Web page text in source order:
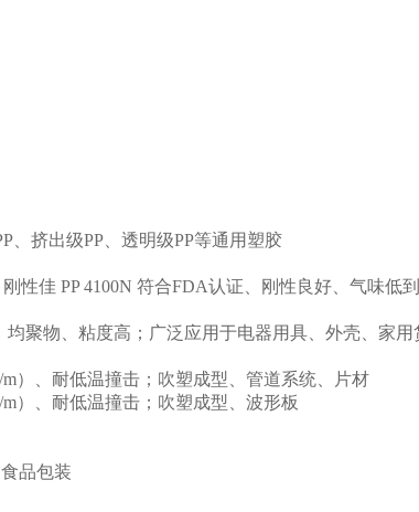
、挤出级PP、透明级PP等通用塑胶
性佳 PP 4100N 符合FDA认证、刚性良好、气味
聚物、粘度高；广泛应用于电器用具、外壳、家用
）、耐低温撞击；吹塑成型、管道系统、片材
）、耐低温撞击；吹塑成型、波形板
品包装